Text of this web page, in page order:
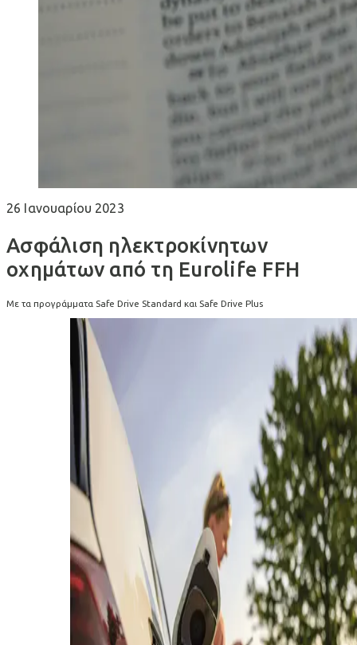
26 Ιανουαρίου 2023
Ασφάλιση ηλεκτροκίνητων
οχημάτων από τη Eurolife FFH
Με τα προγράμματα Safe Drive Standard και Safe Drive Plus